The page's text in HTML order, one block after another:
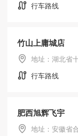
行车路线
竹山上庸城店
地址：湖北省
行车路线
肥西旭辉飞宇
地址：安徽省